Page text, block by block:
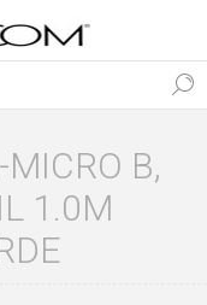
B,
1.0M